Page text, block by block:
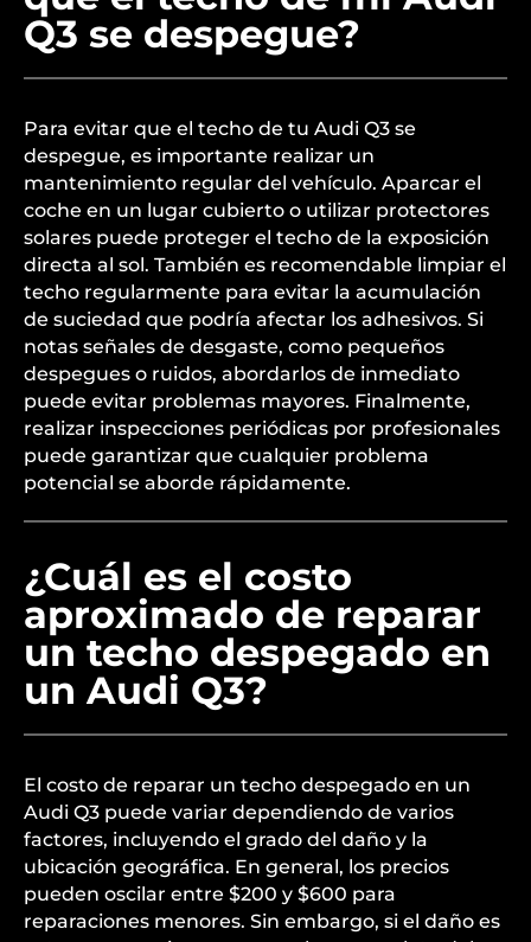
adecuada.
que el techo de mi Audi
Q3 se despegue?
Para evitar que el techo de tu Audi Q3 se
despegue, es importante realizar un
mantenimiento regular del vehículo. Aparcar el
coche en un lugar cubierto o utilizar protectores
solares puede proteger el techo de la exposición
directa al sol. También es recomendable limpiar el
techo regularmente para evitar la acumulación
de suciedad que podría afectar los adhesivos. Si
notas señales de desgaste, como pequeños
despegues o ruidos, abordarlos de inmediato
realizar inspecciones periódicas por profesionales
puede garantizar que cualquier problema
potencial se aborde rápidamente.
¿Cuál es el costo
un techo despegado en
un Audi Q3?
El costo de reparar un techo despegado en un